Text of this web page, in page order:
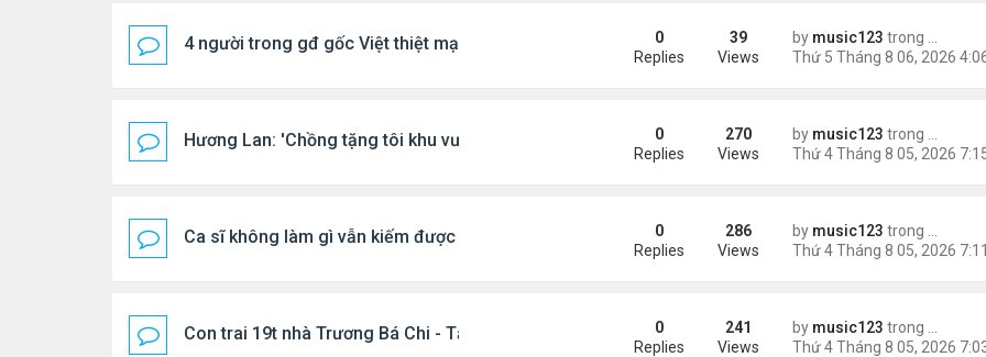
4 người trong gđ gốc Việt thiệt mạng vì tai nạn xe hơi by music123 trong
0
Replies
39
Views
Hương Lan: 'Chồng tặng tôi khu vườn tình yêu' by music123 trong
0
Replies
270
Views
Ca sĩ không làm gì vẫn kiếm được 400 triệu đồng/tháng by music123 trong
0
Replies
286
Views
Con trai 19t nhà Trương Bá Chi - Tạ Đình Phong by music123 trong
0
Replies
241
Views